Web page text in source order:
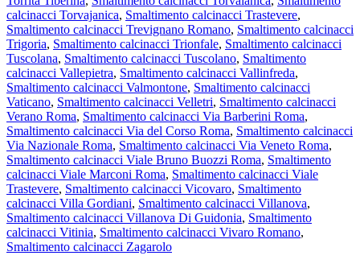
calcinacci Torvajanica, Smaltimento calcinacci Trastevere,
Smaltimento calcinacci Trevignano Romano, Smaltimento calcinacci
Trigoria, Smaltimento calcinacci Trionfale, Smaltimento calcinacci
Tuscolana, Smaltimento calcinacci Tuscolano, Smaltimento
calcinacci Vallepietra, Smaltimento calcinacci Vallinfreda,
Smaltimento calcinacci Valmontone, Smaltimento calcinacci
Vaticano, Smaltimento calcinacci Velletri, Smaltimento calcinacci
Verano Roma, Smaltimento calcinacci Via Barberini Roma,
Smaltimento calcinacci Via del Corso Roma, Smaltimento calcinacci
Via Nazionale Roma, Smaltimento calcinacci Via Veneto Roma,
Smaltimento calcinacci Viale Bruno Buozzi Roma, Smaltimento
calcinacci Viale Marconi Roma, Smaltimento calcinacci Viale
Trastevere, Smaltimento calcinacci Vicovaro, Smaltimento
calcinacci Villa Gordiani, Smaltimento calcinacci Villanova,
Smaltimento calcinacci Villanova Di Guidonia, Smaltimento
calcinacci Vitinia, Smaltimento calcinacci Vivaro Romano,
Smaltimento calcinacci Zagarolo